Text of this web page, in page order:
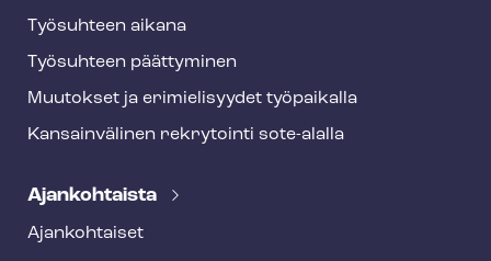
Työsuhteen aikana
Työsuhteen päättyminen
Muutokset ja erimielisyydet työpaikalla
Kansainvälinen rekrytointi sote-alalla
Ajankohtaista
Ajankohtaiset